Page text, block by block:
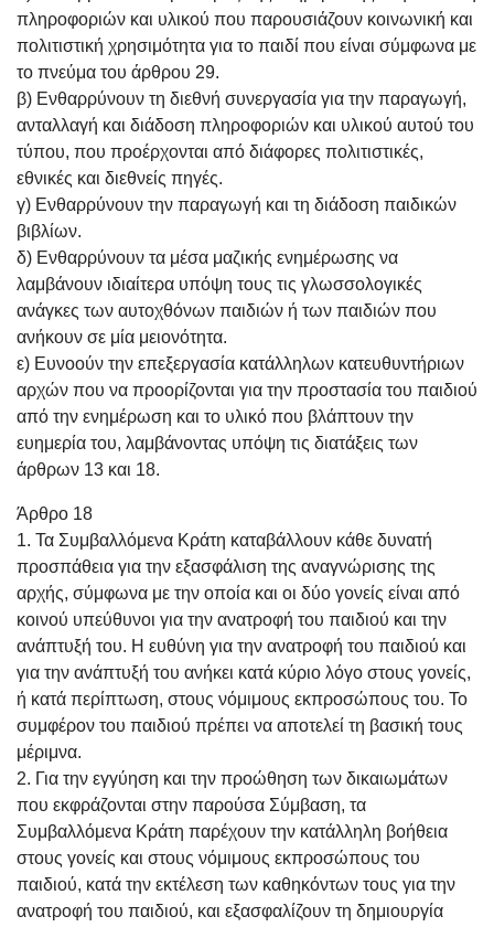
πληροφοριών και υλικού που παρουσιάζουν κοινωνική και
πολιτιστική χρησιμότητα για το παιδί που είναι σύμφωνα με
το πνεύμα του άρθρου 29.
β) Ενθαρρύνουν τη διεθνή συνεργασία για την παραγωγή,
ανταλλαγή και διάδοση πληροφοριών και υλικού αυτού του
τύπου, που προέρχονται από διάφορες πολιτιστικές,
εθνικές και διεθνείς πηγές.
γ) Ενθαρρύνουν την παραγωγή και τη διάδοση παιδικών
βιβλίων.
δ) Ενθαρρύνουν τα μέσα μαζικής ενημέρωσης να
λαμβάνουν ιδιαίτερα υπόψη τους τις γλωσσολογικές
ανάγκες των αυτοχθόνων παιδιών ή των παιδιών που
ανήκουν σε μία μειονότητα.
ε) Ευνοούν την επεξεργασία κατάλληλων κατευθυντήριων
αρχών που να προορίζονται για την προστασία του παιδιού
από την ενημέρωση και το υλικό που βλάπτουν την
ευημερία του, λαμβάνοντας υπόψη τις διατάξεις των
άρθρων 13 και 18.
Άρθρο 18
1. Τα Συμβαλλόμενα Κράτη καταβάλλουν κάθε δυνατή
προσπάθεια για την εξασφάλιση της αναγνώρισης της
αρχής, σύμφωνα με την οποία και οι δύο γονείς είναι από
κοινού υπεύθυνοι για την ανατροφή του παιδιού και την
ανάπτυξή του. Η ευθύνη για την ανατροφή του παιδιού και
για την ανάπτυξή του ανήκει κατά κύριο λόγο στους γονείς,
ή κατά περίπτωση, στους νόμιμους εκπροσώπους του. Το
συμφέρον του παιδιού πρέπει να αποτελεί τη βασική τους
μέριμνα.
2. Για την εγγύηση και την προώθηση των δικαιωμάτων
που εκφράζονται στην παρούσα Σύμβαση, τα
Συμβαλλόμενα Κράτη παρέχουν την κατάλληλη βοήθεια
στους γονείς και στους νόμιμους εκπροσώπους του
παιδιού, κατά την εκτέλεση των καθηκόντων τους για την
ανατροφή του παιδιού, και εξασφαλίζουν τη δημιουργία